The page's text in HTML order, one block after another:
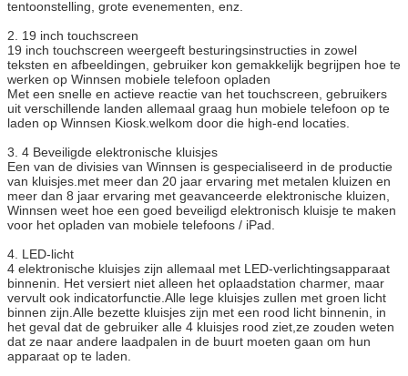
Certificaat
CE, FCC
tentoonstelling, grote evenementen, enz.
2. 19 inch touchscreen
19 inch touchscreen weergeeft besturingsinstructies in zowel
teksten en afbeeldingen, gebruiker kon gemakkelijk begrijpen hoe te
werken op Winnsen mobiele telefoon opladen
Met een snelle en actieve reactie van het touchscreen, gebruikers
uit verschillende landen allemaal graag hun mobiele telefoon op te
laden op Winnsen Kiosk.welkom door die high-end locaties.
3. 4 Beveiligde elektronische kluisjes
Een van de divisies van Winnsen is gespecialiseerd in de productie
van kluisjes.met meer dan 20 jaar ervaring met metalen kluizen en
meer dan 8 jaar ervaring met geavanceerde elektronische kluizen,
Winnsen weet hoe een goed beveiligd elektronisch kluisje te maken
voor het opladen van mobiele telefoons / iPad.
4. LED-licht
4 elektronische kluisjes zijn allemaal met LED-verlichtingsapparaat
binnenin. Het versiert niet alleen het oplaadstation charmer, maar
vervult ook indicatorfunctie.Alle lege kluisjes zullen met groen licht
binnen zijn.Alle bezette kluisjes zijn met een rood licht binnenin, in
het geval dat de gebruiker alle 4 kluisjes rood ziet,ze zouden weten
dat ze naar andere laadpalen in de buurt moeten gaan om hun
apparaat op te laden.